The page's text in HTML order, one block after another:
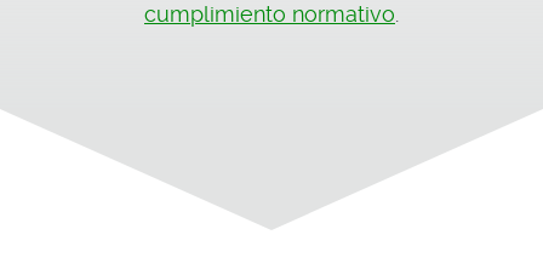
cumplimiento normativo